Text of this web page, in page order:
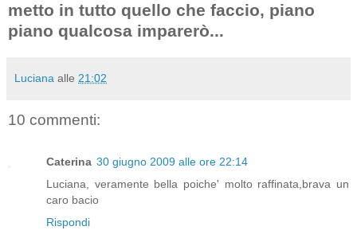
metto in tutto quello che faccio, piano
piano qualcosa imparerò...
Luciana alle 21:02
10 commenti:
Caterina 30 giugno 2009 alle ore 22:14
Luciana, veramente bella poiche' molto raffinata,brava un
caro bacio
Rispondi